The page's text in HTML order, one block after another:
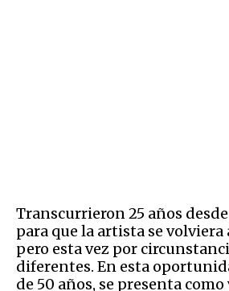
Transcurrieron 25 años
para que la artista se volviera
pero esta vez por
diferentes. En esta
de 50 años, se presenta